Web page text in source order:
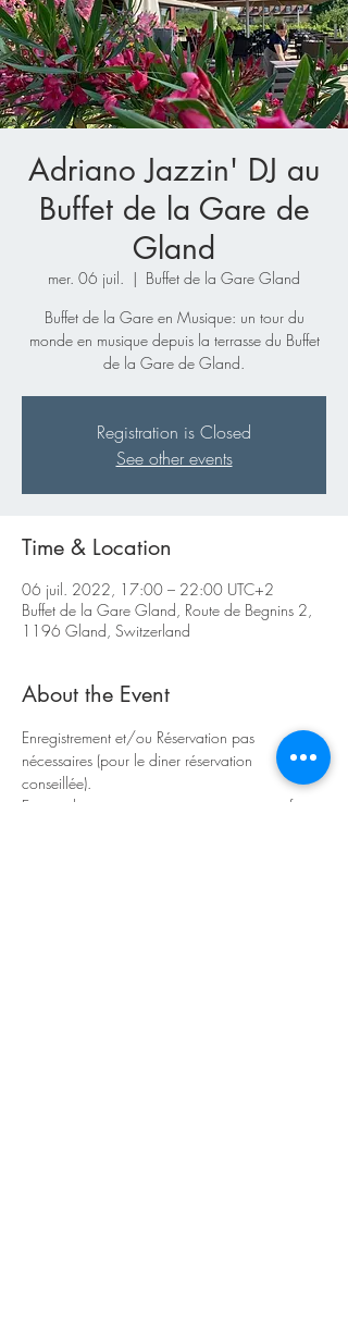
Adriano Jazzin' DJ au
Buffet de la Gare de
Gland
mer. 06 juil.
  |
Buffet de la Gare Gland
Buffet de la Gare en Musique: un tour du
monde en musique depuis la terrasse du Buffet
de la Gare de Gland.
Registration is Closed
See other events
Time & Location
06 juil. 2022, 17:00 – 22:00 UTC+2
Buffet de la Gare Gland, Route de Begnins 2,
1196 Gland, Switzerland
About the Event
Enregistrement et/ou Réservation pas
nécessaires (pour le diner réservation
conseillée).
En cas de mauvais temps vous pouvez profiter